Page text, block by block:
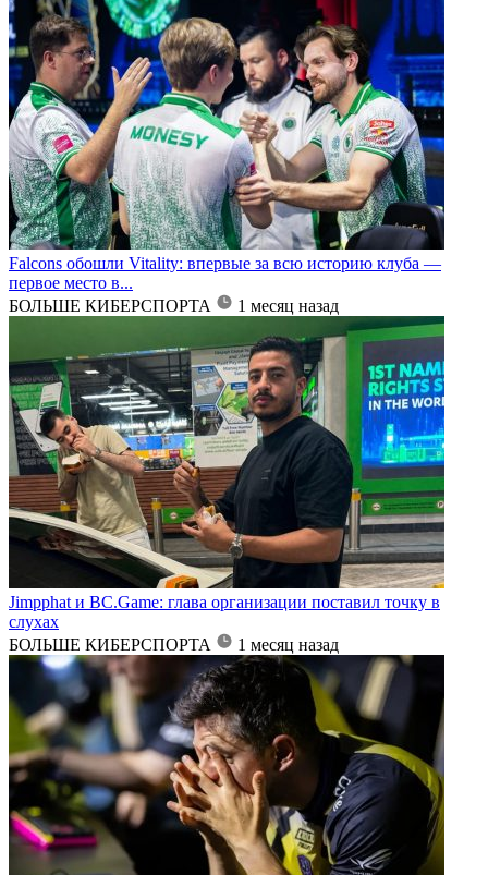
Falcons обошли Vitality: впервые за всю историю клуба —
первое место в...
БОЛЬШЕ КИБЕРСПОРТА
1 месяц назад
Jimpphat и BC.Game: глава организации поставил точку в
слухах
БОЛЬШЕ КИБЕРСПОРТА
1 месяц назад